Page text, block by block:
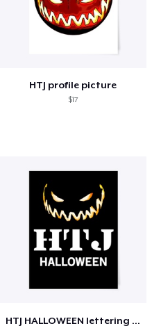
HTJ profile picture
$17
HTJ HALLOWEEN lettering design